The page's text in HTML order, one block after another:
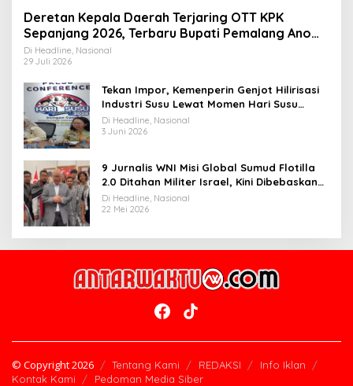
Deretan Kepala Daerah Terjaring OTT KPK
Sepanjang 2026, Terbaru Bupati Pemalang Anom
Widiyantoro
Di Headline, Nasional
29 Juli 2026
Tekan Impor, Kemenperin Genjot Hilirisasi
Industri Susu Lewat Momen Hari Susu
Nusantara 2026
Di Headline, Nasional
3 Juni 2026
9 Jurnalis WNI Misi Global Sumud Flotilla
2.0 Ditahan Militer Israel, Kini Dibebaskan
dan Dievakuasi ke Istanbul
Di Headline, Nasional
22 Mei 2026
© Copyright 2026 Tentang Kami REDAKSI
Info Iklan
Kontak Kami
Pedoman Media Siber